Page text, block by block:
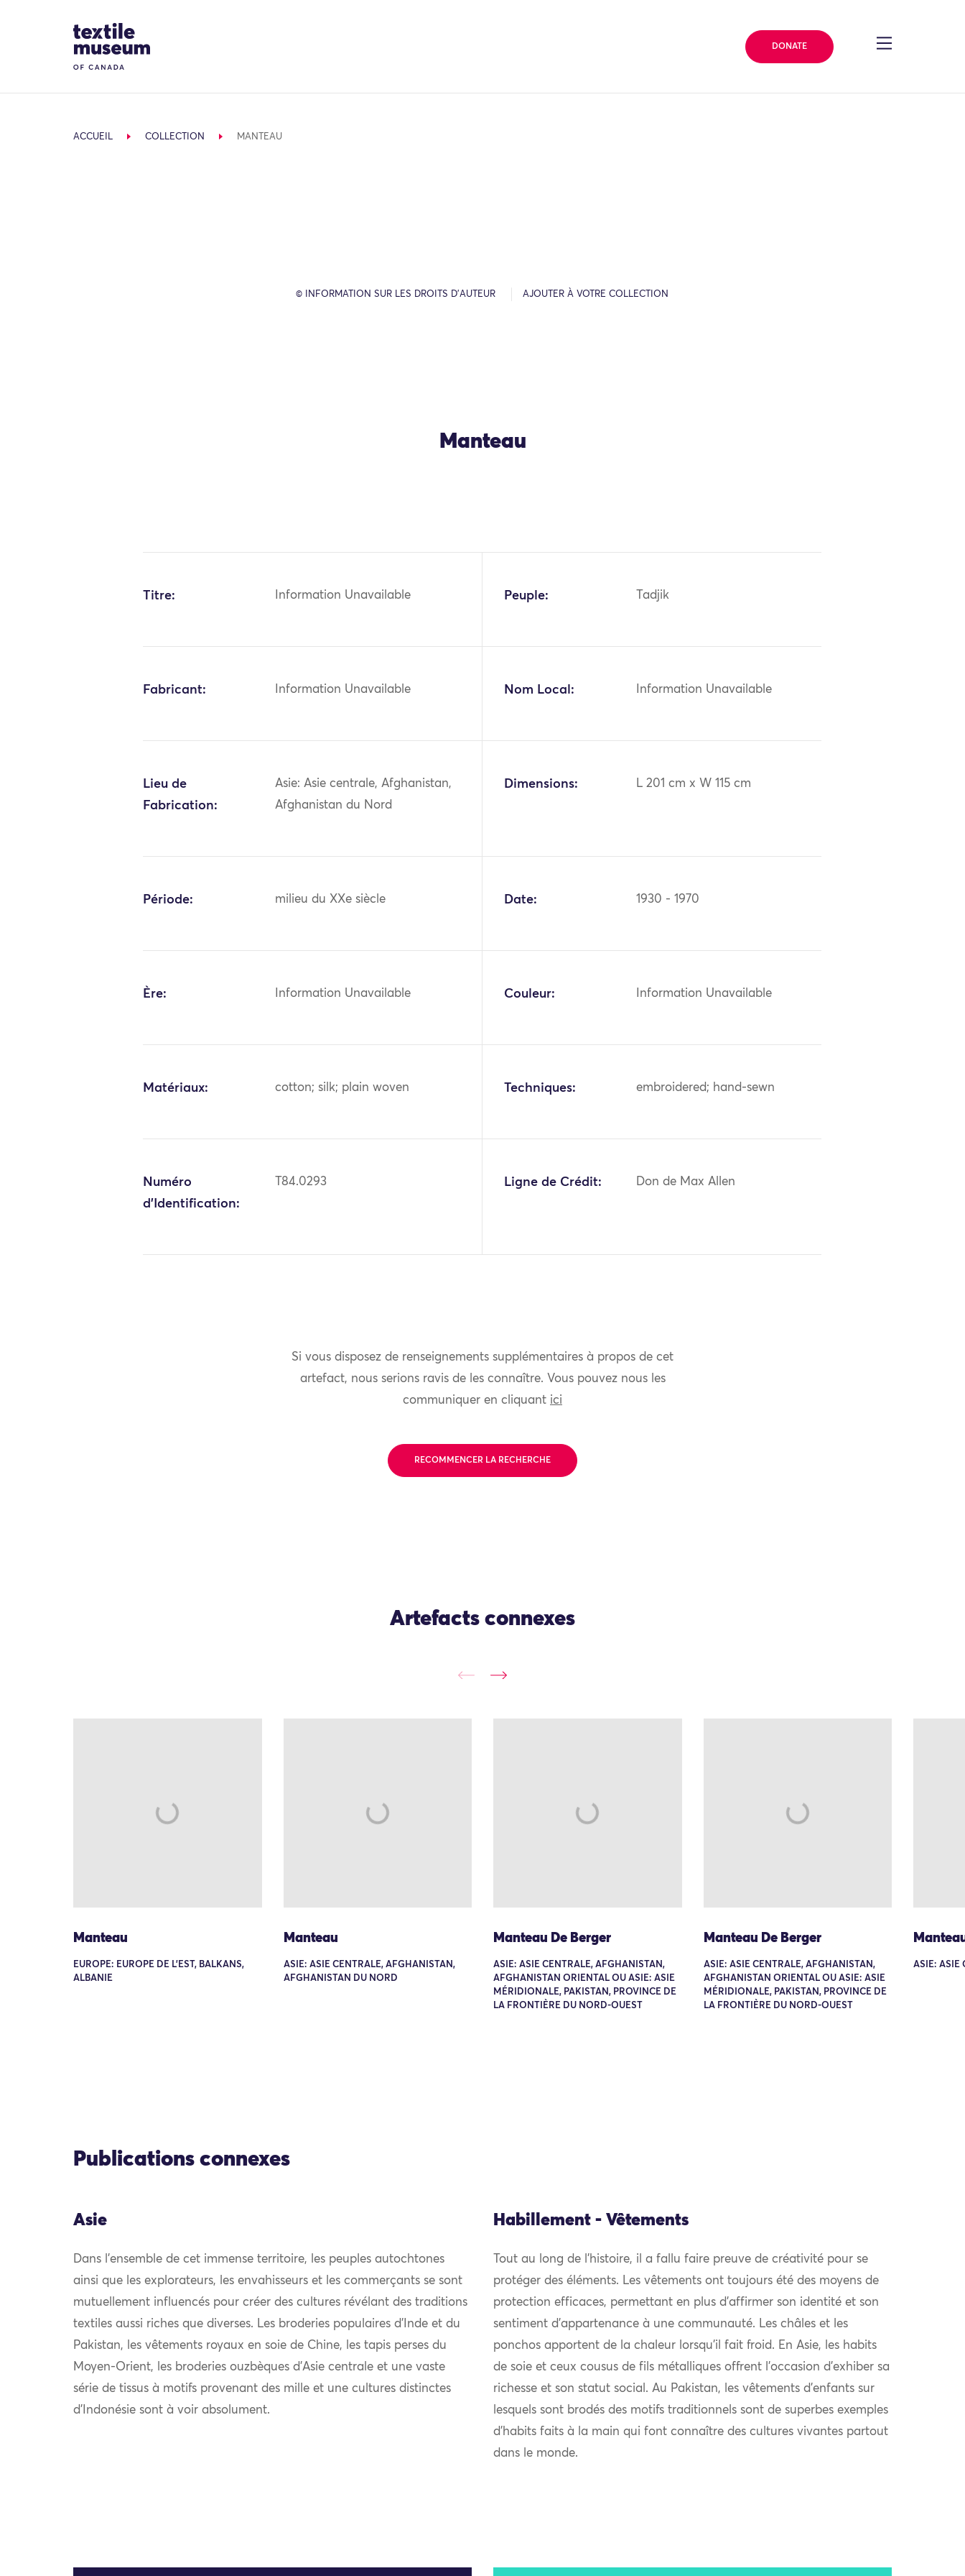
Site Logo
DONATE
ACCUEIL COLLECTION MANTEAU
© INFORMATION SUR LES DROITS D’AUTEUR AJOUTER À VOTRE COLLECTION
Manteau
Titre: Information Unavailable Peuple: Tadjik
Fabricant: Information Unavailable Nom Local: Information Unavailable
Lieu de
Fabrication:
Asie: Asie centrale, Afghanistan,
Afghanistan du Nord
Dimensions: L 201 cm x W 115 cm
Période: milieu du XXe siècle Date: 1930 - 1970
Ère: Information Unavailable Couleur: Information Unavailable
Matériaux: cotton; silk; plain woven Techniques: embroidered; hand-sewn
Numéro
d'Identification:
T84.0293 Ligne de Crédit: Don de Max Allen
Si vous disposez de renseignements supplémentaires à propos de cet
artefact, nous serions ravis de les connaître. Vous pouvez nous les
communiquer en cliquant ici
RECOMMENCER LA RECHERCHE
Artefacts connexes
Manteau
EUROPE: EUROPE DE L'EST, BALKANS,
ALBANIE
Manteau
ASIE: ASIE CENTRALE, AFGHANISTAN,
AFGHANISTAN DU NORD
Manteau De Berger
ASIE: ASIE CENTRALE, AFGHANISTAN,
AFGHANISTAN ORIENTAL OU ASIE: ASIE
MÉRIDIONALE, PAKISTAN, PROVINCE DE
LA FRONTIÈRE DU NORD-OUEST
Manteau De Berger
ASIE: ASIE CENTRALE, AFGHANISTAN,
AFGHANISTAN ORIENTAL OU ASIE: ASIE
MÉRIDIONALE, PAKISTAN, PROVINCE DE
LA FRONTIÈRE DU NORD-OUEST
ASIE: ASIE
Publications connexes
Asie
Dans l’ensemble de cet immense territoire, les peuples autochtones
ainsi que les explorateurs, les envahisseurs et les commerçants se sont
mutuellement influencés pour créer des cultures révélant des traditions
textiles aussi riches que diverses. Les broderies populaires d’Inde et du
Pakistan, les vêtements royaux en soie de Chine, les tapis perses du
Moyen-Orient, les broderies ouzbèques d’Asie centrale et une vaste
série de tissus à motifs provenant des mille et une cultures distinctes
d’Indonésie sont à voir absolument.
Habillement - Vêtements
Tout au long de l’histoire, il a fallu faire preuve de créativité pour se
protéger des éléments. Les vêtements ont toujours été des moyens de
protection efficaces, permettant en plus d’affirmer son identité et son
sentiment d’appartenance à une communauté. Les châles et les
ponchos apportent de la chaleur lorsqu’il fait froid. En Asie, les habits
de soie et ceux cousus de fils métalliques offrent l’occasion d’exhiber sa
richesse et son statut social. Au Pakistan, les vêtements d’enfants sur
lesquels sont brodés des motifs traditionnels sont de superbes exemples
d’habits faits à la main qui font connaître des cultures vivantes partout
dans le monde.